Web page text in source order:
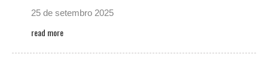
25 de setembro 2025
read more